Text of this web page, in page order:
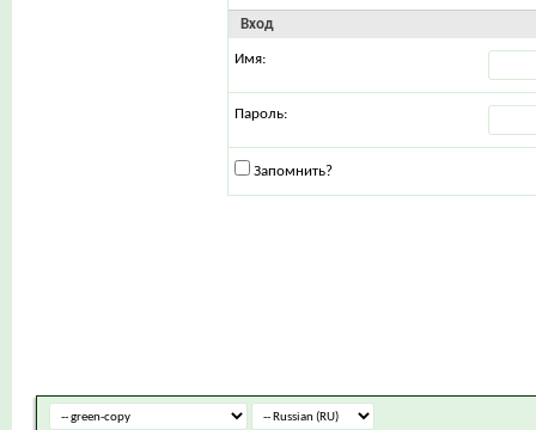
Вход
Имя:
Пароль:
Запомнить?